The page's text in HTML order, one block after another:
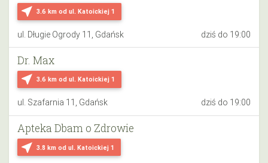
near_me 3.6 km od ul. Katoickiej 1
ul. Długie Ogrody 11, Gdańsk dziś do 19:00
near_me 3.6 km od ul. Katoickiej 1
Dr. Max
ul. Szafarnia 11, Gdańsk dziś do 19:00
near_me 3.8 km od ul. Katoickiej 1
Apteka Dbam o Zdrowie